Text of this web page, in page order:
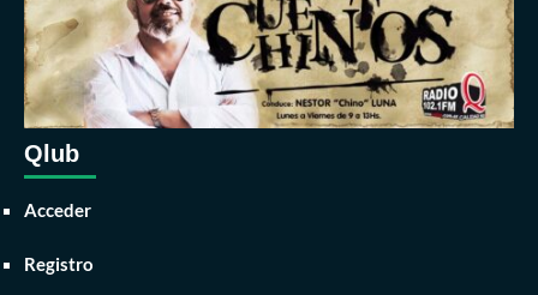
Qlub
Acceder
Registro